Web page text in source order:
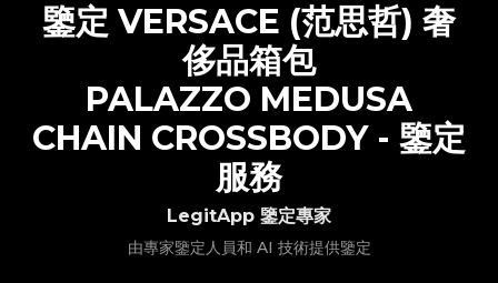
LegitApp 鑒定專家
由專家鑒定人員和 AI 技術提供鑒定
鑒定 VERSACE (范思哲) 奢
侈品箱包
PALAZZO MEDUSA
CHAIN CROSSBODY- 鑒定
服務